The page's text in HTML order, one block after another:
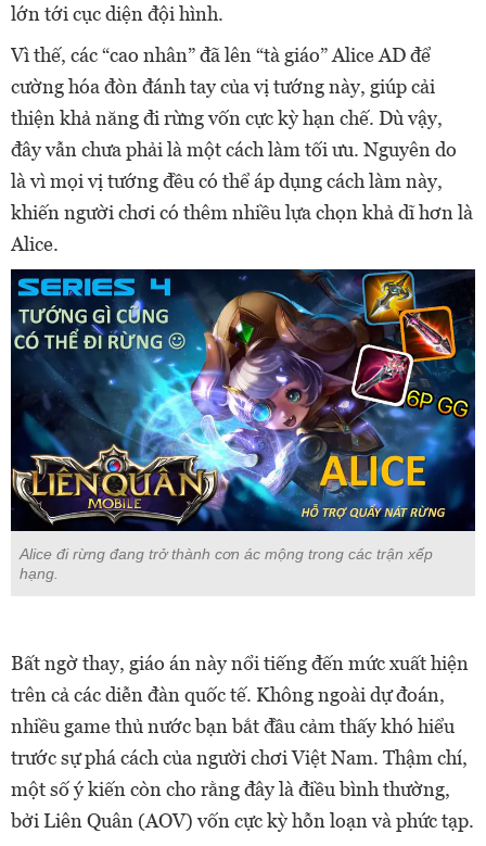
lớn tới cục diện đội hình.
Vì thế, các “cao nhân” đã lên “tà giáo” Alice AD để
cường hóa đòn đánh tay của vị tướng này, giúp cải
thiện khả năng đi rừng vốn cực kỳ hạn chế. Dù vậy,
đây vẫn chưa phải là một cách làm tối ưu. Nguyên do
là vì mọi vị tướng đều có thể áp dụng cách làm này,
khiến người chơi có thêm nhiều lựa chọn khả dĩ hơn là
Alice.
Alice đi rừng đang trở thành cơn ác mộng trong các trận xếp
hạng.
Bất ngờ thay, giáo án này nổi tiếng đến mức xuất hiện
trên cả các diễn đàn quốc tế. Không ngoài dự đoán,
nhiều game thủ nước bạn bắt đầu cảm thấy khó hiểu
trước sự phá cách của người chơi Việt Nam. Thậm chí,
một số ý kiến còn cho rằng đây là điều bình thường,
bởi Liên Quân (AOV) vốn cực kỳ hỗn loạn và phức tạp.